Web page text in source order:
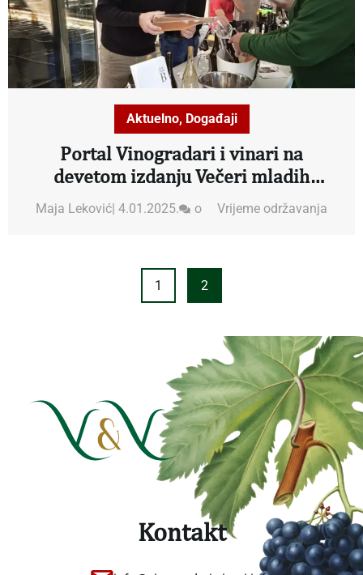
Aktuelno, Događaji
Portal Vinogradari i vinari na
devetom izdanju Večeri mladih
crnogorskih vina
Maja Leković| 4.01.2025. o Vrijeme održavanja
1 2
Kontakt